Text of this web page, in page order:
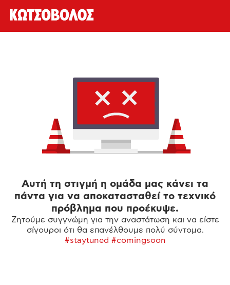
Αυτή τη στιγμή η ομάδα μας κάνει τα
πάντα για να αποκατασταθεί το τεχνικό
πρόβλημα που προέκυψε.
Ζητούμε συγγνώμη για την αναστάτωση και να είστε
σίγουροι ότι θα επανέλθουμε πολύ σύντομα.
#staytuned #comingsoon